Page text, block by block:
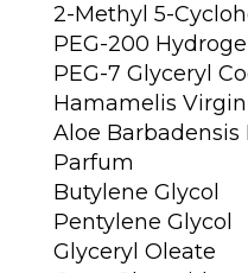
2-Methyl 5-
PEG-200
PEG-7 Glyceryl
Hamamelis
Aloe Barbadensis
Parfum
Butylene Glycol
Pentylene Glycol
Glyceryl Oleate